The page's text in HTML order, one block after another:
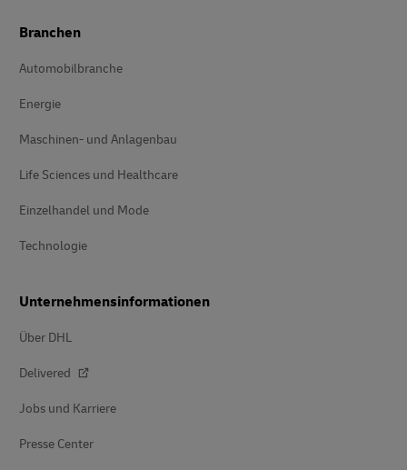
Branchen
Automobilbranche
Energie
Maschinen- und Anlagenbau
Life Sciences und Healthcare
Einzelhandel und Mode
Technologie
Unternehmensinformationen
Über DHL
Delivered
Jobs und Karriere
Presse Center